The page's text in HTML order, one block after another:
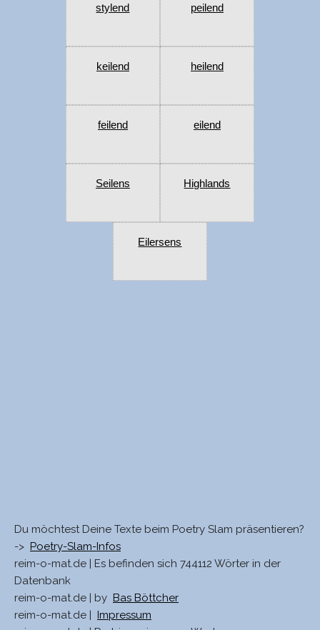
stylend peilend
keilend heilend
feilend eilend
Seilens Highlands
Eilersens
Du möchtest Deine Texte beim Poetry Slam präsentieren?
-> Poetry-Slam-Infos
reim-o-mat.de | Es befinden sich 744112 Wörter in der
Datenbank
reim-o-mat.de | by Bas Böttcher
reim-o-mat.de |
Impressum